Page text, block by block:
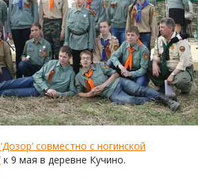
совместно с ногинской
к 9 мая в деревне Кучино.